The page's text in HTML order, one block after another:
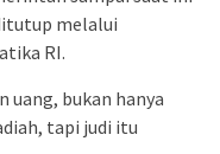
melalui
RI.
uang, bukan hanya
tapi judi itu